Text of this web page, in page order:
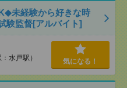
未経験から好きな時
験監督[アルバイト]
水戸駅） 気になる！